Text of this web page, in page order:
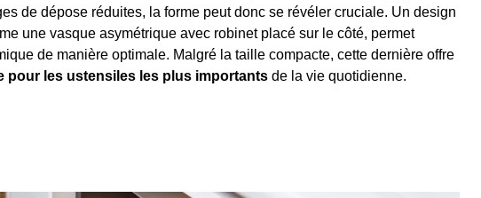
de dépose réduites, la forme peut donc se révéler cruciale. Un design
une vasque asymétrique avec robinet placé sur le côté, permet
de manière optimale. Malgré la taille compacte, cette dernière offre
pour les ustensiles les plus importants de la vie quotidienne.